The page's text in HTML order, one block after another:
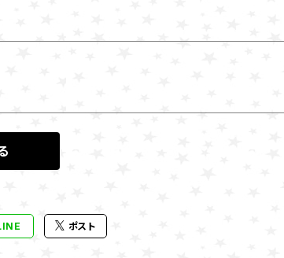
ポスト